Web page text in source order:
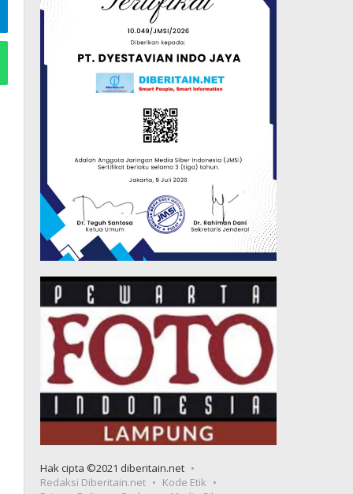
Hak cipta ©2021 diberitain.net
Redaksi Diberitain.net
Kode Etik